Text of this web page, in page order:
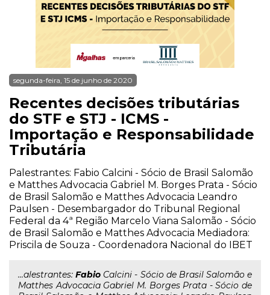
segunda-feira, 15 de junho de 2020
Recentes decisões tributárias
do STF e STJ - ICMS -
Importação e Responsabilidade
Tributária
Palestrantes: Fabio Calcini - Sócio de Brasil Salomão
e Matthes Advocacia Gabriel M. Borges Prata - Sócio
de Brasil Salomão e Matthes Advocacia Leandro
Paulsen - Desembargador do Tribunal Regional
Federal da 4ª Região Marcelo Viana Salomão - Sócio
de Brasil Salomão e Matthes Advocacia Mediadora:
Priscila de Souza - Coordenadora Nacional do IBET
...alestrantes:Fabio Calcini - Sócio de Brasil Salomão e
Matthes Advocacia Gabriel M. Borges Prata - Sócio de